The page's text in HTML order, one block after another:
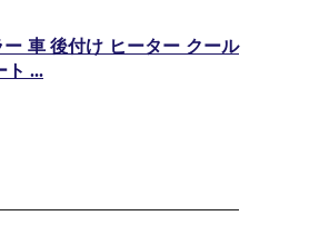
車 後付け ヒーター クール
ト ...